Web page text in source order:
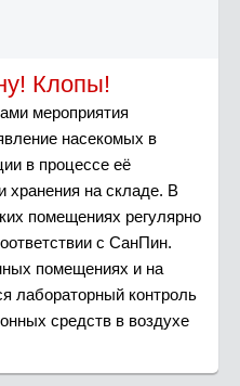
Клопы!
мероприятия
насекомых в
в процессе её
хранения на складе. В
помещениях регулярно
с СанПин.
помещениях и на
лабораторный контроль
средств в воздухе